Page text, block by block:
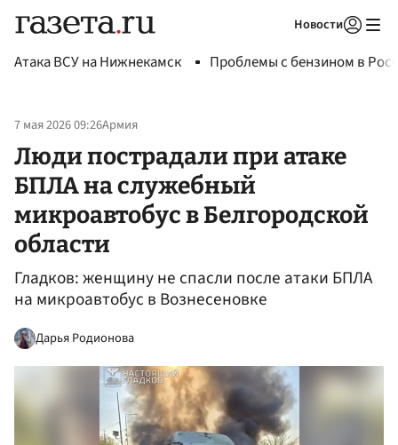
Новости
Атака ВСУ на Нижнекамск Проблемы с бензином в
7 мая 2026 09:26Армия
Люди пострадали при атаке
БПЛА на служебный
микроавтобус в Белгородской
области
Гладков: женщину не спасли после атаки БПЛА
на микроавтобус в Вознесеновке
Дарья Родионова